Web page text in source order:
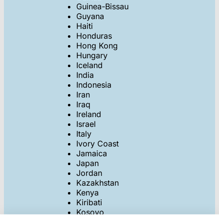
Guinea-Bissau
Guyana
Haiti
Honduras
Hong Kong
Hungary
Iceland
India
Indonesia
Iran
Iraq
Ireland
Israel
Italy
Ivory Coast
Jamaica
Japan
Jordan
Kazakhstan
Kenya
Kiribati
Kosovo